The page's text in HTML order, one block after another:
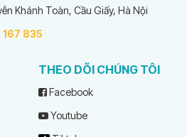
Khánh Toàn, Cầu Giấy, Hà Nội
835
THEO DÕI CHÚNG TÔI
Facebook
Youtube